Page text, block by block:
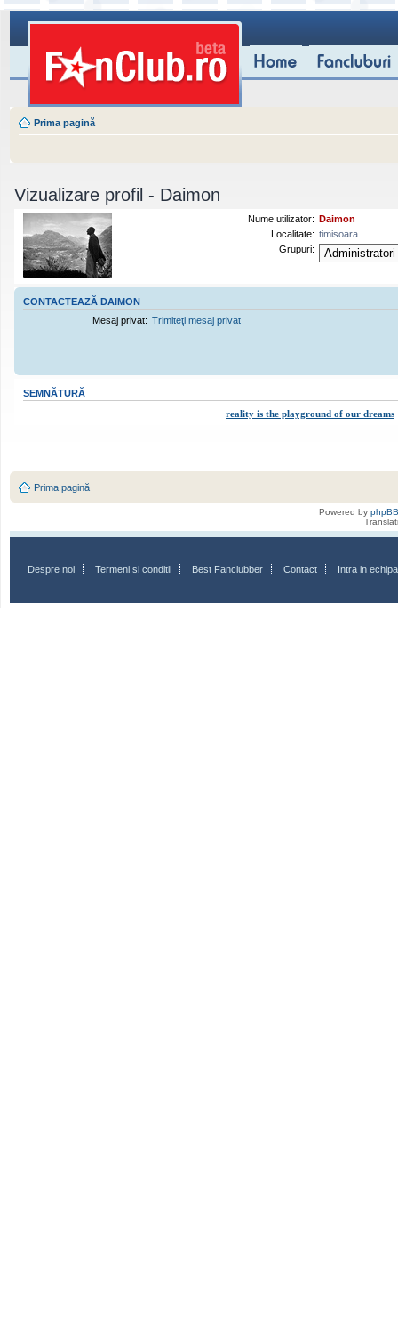
Prima pagină
Vizualizare profil - Daimon
Nume utilizator: Daimon
Localitate: timisoara
Grupuri:
CONTACTEAZĂ DAIMON
Mesaj privat: Trimiteţi mesaj privat
SEMNĂTURĂ
reality is the playground of our dreams
Prima pagină
Powered by phpBB
Despre noi Termeni si conditii Best Fanclubber Contact Intra in